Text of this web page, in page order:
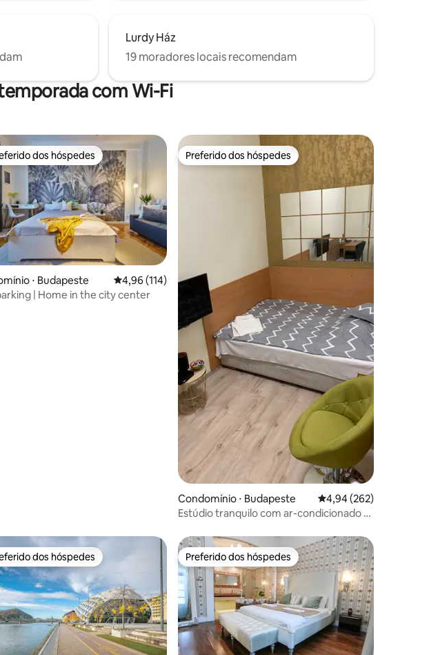
Lurdy Ház
19 moradores locais recomendam
com Wi-Fi
média de 5, 142 avaliações
os melhores preferidos dos hóspedes
dos hóspedes
⋅ Budapeste 4,96 de uma avaliação média de 5, 114 avaliações
4,96 (114)
| Home in the city center
Preferido dos hóspedes
Preferido dos hóspedes
Condomínio ⋅ Budapeste 4,94 de uma avaliação
4,94 (262)
Estúdio tranquilo com ar-condicionado +
os melhores preferidos dos hóspedes
dos hóspedes Preferido dos hóspedes
Preferido dos hóspedes